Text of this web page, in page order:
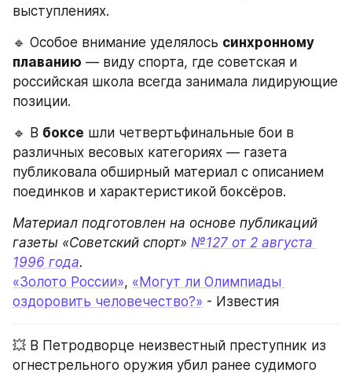
выступлениях.
🔹 Особое внимание уделялось синхронному
плаванию — виду спорта, где советская и
российская школа всегда занимала лидирующие
позиции.
🔹 В боксе шли четвертьфинальные бои в
различных весовых категориях — газета
публиковала обширный материал с описанием
поединков и характеристикой боксёров.
Материал подготовлен на основе публикаций
газеты «Советский спорт» №127 от 2 августа
1996 года
«Золото России», «Могут ли Олимпиады
оздоровить человечество?» - Известия
💥 В Петродворце неизвестный преступник из
огнестрельного оружия убил ранее судимого